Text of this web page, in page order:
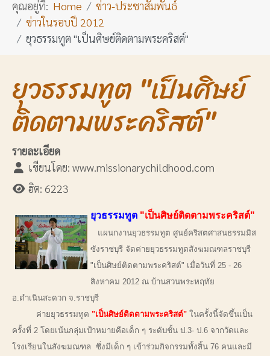
คุณอยู่ที่: Home
ข่าว-ประชาสัมพันธ์
ข่าวในรอบปี 2012
ยุวธรรมทูต "เป็นศิษย์ติดตามพระคริสต์"
ยุวธรรมทูต "เป็นศิษย์
ติดตามพระคริสต์"
รายละเอียด
เขียนโดย: www.missionarychildhood.com
ฮิต: 6223
ยุวธรรมทูต "เป็นศิษย์ติดตามพระคริสต์"
แผนกงานยุวธรรมทูต ศูนย์คริสตศาสนธรรมมิส
ซังราชบุรี จัดค่ายยุวธรรมทูตสังฆมณฑลราชบุรี
"เป็นศิษย์ติดตามพระคริสต์" เมื่อวันที่ 25 - 26
สิงหาคม 2012 ณ บ้านสวนพระหฤทัย
อ.ดำเนินสะดวก จ.ราชบุรี
ค่ายยุวธรรมทูต "เป็นศิษย์ติดตามพระคริสต์" ในครั้งนี้จัดขึ้นเป็น
ครั้งที่ 2 โดยเน้นกลุ่มเป้าหมายคือเด็ก ๆ ระดับชั้น ป.3- ป.6 จากวัดและ
โรงเรียนในสังฆมณฑล ซึ่งมีเด็ก ๆ เข้าร่วมกิจกรรมทั้งสิ้น 76 คนและมี